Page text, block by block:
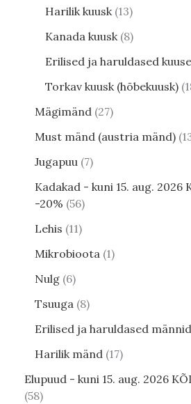
Harilik kuusk 13
Kanada kuusk 8
Erilised ja haruldased
Torkav kuusk (hõbekuusk)
Mägimänd 27
Must mänd (austria mänd)
Jugapuu 7
Kadakad - kuni 15. aug. 2026
-20% 56
Lehis 11
Mikrobioota 1
Nulg 6
Tsuuga 8
Erilised ja haruldased männid
Harilik mänd 17
Elupuud - kuni 15. aug. 2026
58